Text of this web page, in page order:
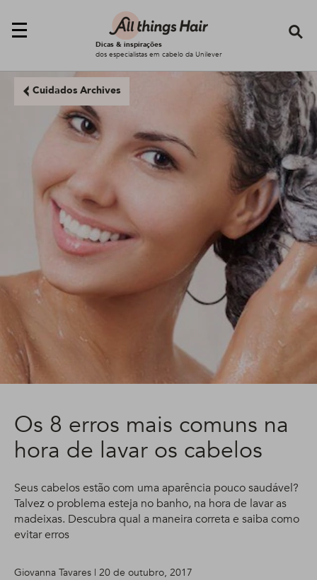
Dicas & inspirações
dos especialistas em cabelo da Unilever
Cuidados Archives
Os 8 erros mais comuns na
hora de lavar os cabelos
Seus cabelos estão com uma aparência pouco saudável?
Talvez o problema esteja no banho, na hora de lavar as
madeixas. Descubra qual a maneira correta e saiba como
evitar erros
Giovanna Tavares | 20 de outubro, 2017